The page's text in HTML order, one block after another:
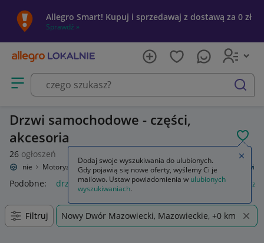
Allegro Smart! Kupuj i sprzedawaj z dostawą za 0 zł
Sprawdź »
Otwórz menu z kategoriami
szukaj
Drzwi samochodowe - części,
akcesoria
26 ogłoszeń
Lokalnie Motoryzacja Części samochodowe Części karoserii Drzwi
Podobne: drzwi moskitiera na drzwi balkonowe drzwi
Filtruj Nowy Dwór Mazowiecki, Mazowieckie, +0 km
Dodaj swoje wyszukiwania do ulubionych.
Gdy pojawią się nowe oferty, wyślemy Ci je
mailowo. Ustaw powiadomienia w ulubionych
wyszukiwaniach.